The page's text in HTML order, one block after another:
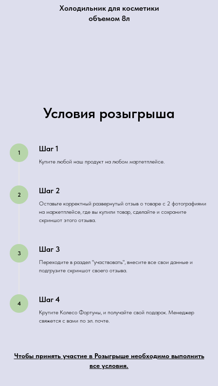
Холодильник для косметики
объемом 8л
Условия розыгрыша
Шаг 1
Купите любой наш продукт на любом мартетплейсе.
Шаг 2
Оставьте корректный развернутый отзыв о товаре с 2 фотографиями
на маркетплейсе, где вы купили товар, сделайте и сохраните
скриншот этого отзыва.
Шаг 3
Переходите в раздел "участвовать", внесите все свои данные и
подгрузите скриншот своего отзыва.
Шаг 4
Крутите Колесо Фортуны, и получайте свой подарок. Менеджер
свяжется с вами по эл. почте.
Чтобы принять участие в Розыгрыше необходимо выполнить
все условия.